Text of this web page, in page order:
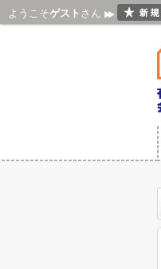
ようこそゲスト さん